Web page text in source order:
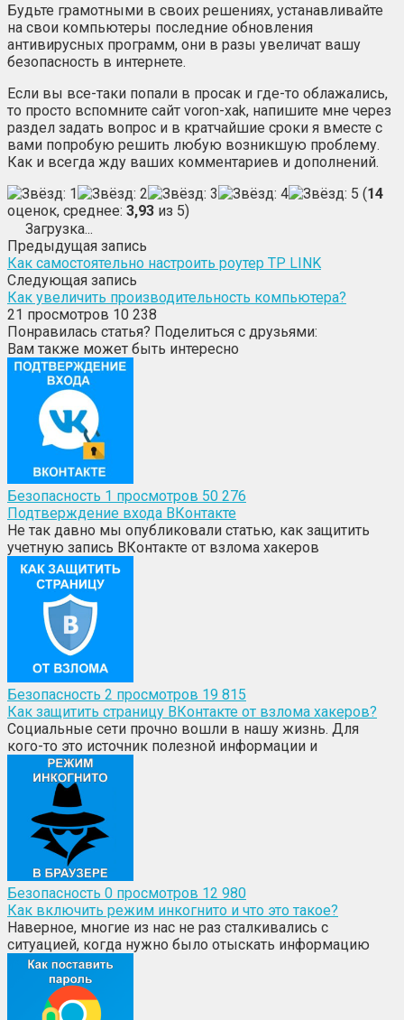
Будьте грамотными в своих решениях, устанавливайте
на свои компьютеры последние обновления
антивирусных программ, они в разы увеличат вашу
безопасность в интернете.
Если вы все-таки попали в просак и где-то облажались,
то просто вспомните сайт voron-xak, напишите мне через
раздел задать вопрос и в кратчайшие сроки я вместе с
вами попробую решить любую возникшую проблему.
Как и всегда жду ваших комментариев и дополнений.
(14
оценок, среднее: 3,93 из 5)
Загрузка...
Предыдущая запись
Как самостоятельно настроить роутер TP LINK
Следующая запись
Как увеличить производительность компьютера?
21 просмотров 10 238
Понравилась статья? Поделиться с друзьями:
Вам также может быть интересно
Безопасность 1 просмотров 50 276
Подтверждение входа ВКонтакте
Не так давно мы опубликовали статью, как защитить
учетную запись ВКонтакте от взлома хакеров
Безопасность 2 просмотров 19 815
Как защитить страницу ВКонтакте от взлома хакеров?
Социальные сети прочно вошли в нашу жизнь. Для
кого-то это источник полезной информации и
Безопасность 0 просмотров 12 980
Как включить режим инкогнито и что это такое?
Наверное, многие из нас не раз сталкивались с
ситуацией, когда нужно было отыскать информацию